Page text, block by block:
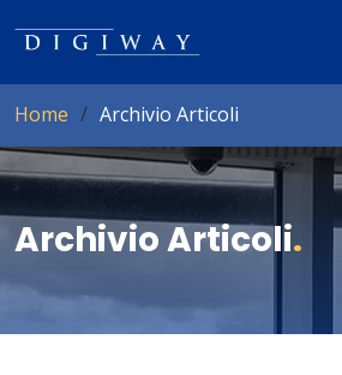
Home Archivio Articoli
Archivio Articoli.